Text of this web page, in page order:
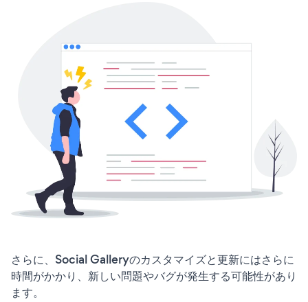
さらに、Social Galleryのカスタマイズと更新にはさらに
時間がかかり、新しい問題やバグが発生する可能性があり
ます。